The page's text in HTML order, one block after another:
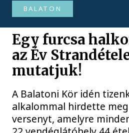
BALATON
Egy furcsa
az Év
mutatjuk!
A Balatoni Kör idén
alkalommal hirdette
versenyt, amelyre